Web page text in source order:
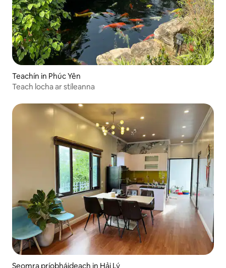
Teachín in Phúc Yên
Teach locha ar stíleanna
Seomra príobháideach in Hải Lý